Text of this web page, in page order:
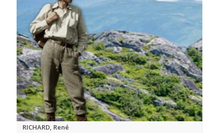
RICHARD, René